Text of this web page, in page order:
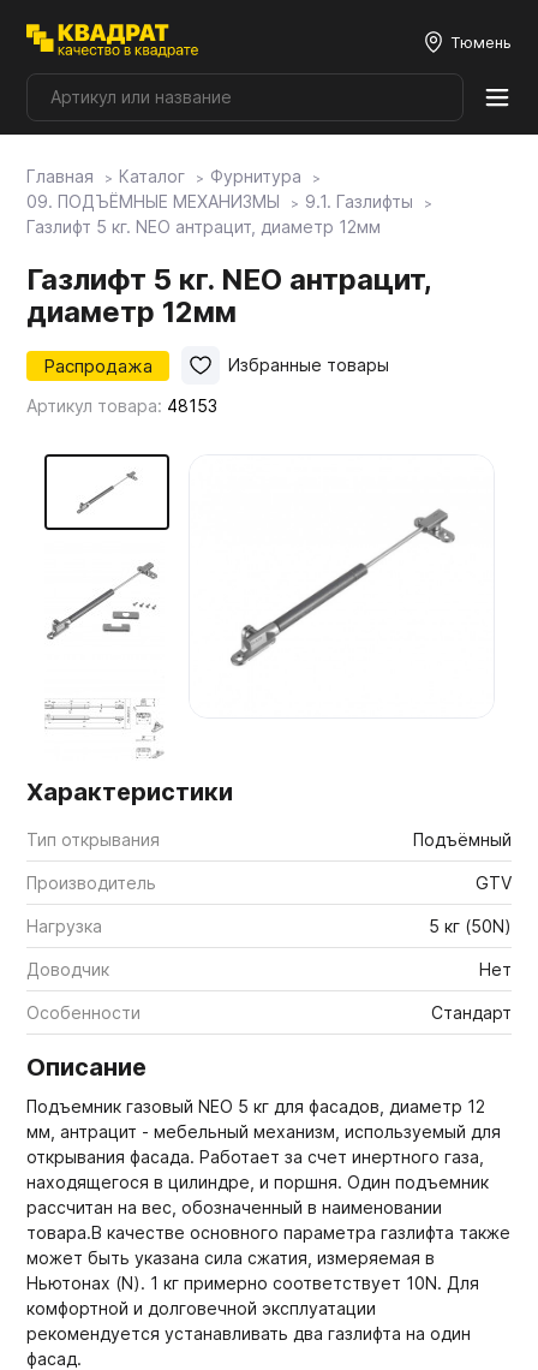
Тюмень
Плитные материалы
Мой ЭГГЕР
Фасады
Мебельные образцы, каталоги
Главная Каталог
Фурнитура
09. ПОДЪЁМНЫЕ МЕХАНИЗМЫ
9.1. Газлифты
Газлифт 5 кг. NEO антрацит, диаметр 12мм
Газлифт 5 кг. NEO антрацит,
диаметр 12мм
Распродажа
Артикул товара: 48153
Избранные товары
Характеристики
Тип открывания Подъёмный
Производитель GTV
Нагрузка 5 кг (50N)
Доводчик Нет
Особенности Стандарт
Описание
Подъемник газовый NEO 5 кг для фасадов, диаметр 12
мм, антрацит - мебельный механизм, используемый для
открывания фасада. Работает за счет инертного газа,
находящегося в цилиндре, и поршня. Один подъемник
рассчитан на вес, обозначенный в наименовании
товара.В качестве основного параметра газлифта также
может быть указана сила сжатия, измеряемая в
Ньютонах (N). 1 кг примерно соответствует 10N. Для
комфортной и долговечной эксплуатации
рекомендуется устанавливать два газлифта на один
фасад.